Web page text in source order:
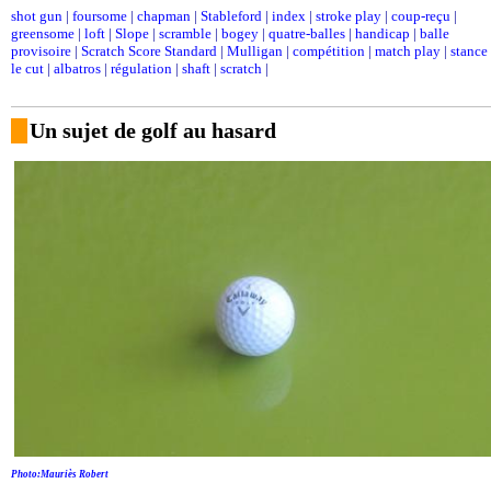
shot gun | foursome | chapman | Stableford | index | stroke play | coup-reçu |
greensome | loft | Slope | scramble | bogey | quatre-balles | handicap | balle
provisoire | Scratch Score Standard | Mulligan | compétition | match play | stance
le cut | albatros | régulation | shaft | scratch |
Un sujet de golf au hasard
Photo:Mauriès Robert